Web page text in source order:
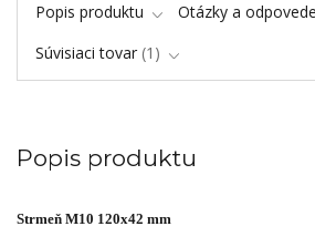
Popis produktu Otázky a odpovede
Súvisiaci tovar 1
Popis produktu
Strmeň M10 120x42 mm